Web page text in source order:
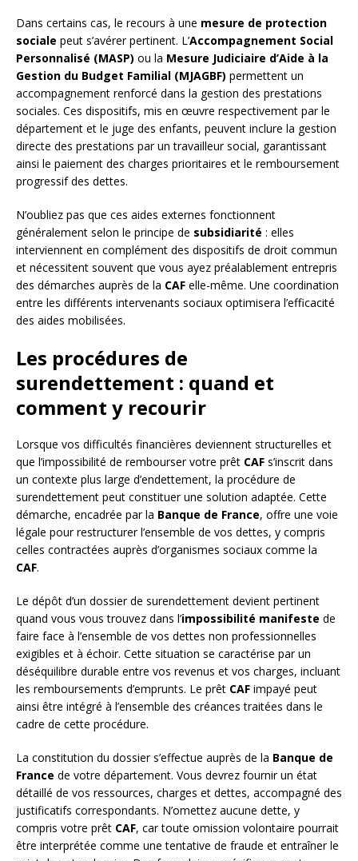
Dans certains cas, le recours à une mesure de protection
sociale peut s’avérer pertinent. L’Accompagnement Social
Personnalisé (MASP) ou la Mesure Judiciaire d’Aide à la
Gestion du Budget Familial (MJAGBF) permettent un
accompagnement renforcé dans la gestion des prestations
sociales. Ces dispositifs, mis en œuvre respectivement par le
département et le juge des enfants, peuvent inclure la gestion
directe des prestations par un travailleur social, garantissant
ainsi le paiement des charges prioritaires et le remboursement
progressif des dettes.
N’oubliez pas que ces aides externes fonctionnent
généralement selon le principe de subsidiarité : elles
interviennent en complément des dispositifs de droit commun
et nécessitent souvent que vous ayez préalablement entrepris
des démarches auprès de la CAF elle-même. Une coordination
entre les différents intervenants sociaux optimisera l’efficacité
des aides mobilisées.
Les procédures de
surendettement : quand et
comment y recourir
Lorsque vos difficultés financières deviennent structurelles et
que l’impossibilité de rembourser votre prêt CAF s’inscrit dans
un contexte plus large d’endettement, la procédure de
surendettement peut constituer une solution adaptée. Cette
démarche, encadrée par la Banque de France, offre une voie
légale pour restructurer l’ensemble de vos dettes, y compris
celles contractées auprès d’organismes sociaux comme la
CAF.
Le dépôt d’un dossier de surendettement devient pertinent
quand vous vous trouvez dans l’impossibilité manifeste de
faire face à l’ensemble de vos dettes non professionnelles
exigibles et à échoir. Cette situation se caractérise par un
déséquilibre durable entre vos revenus et vos charges, incluant
les remboursements d’emprunts. Le prêt CAF impayé peut
ainsi être intégré à l’ensemble des créances traitées dans le
cadre de cette procédure.
La constitution du dossier s’effectue auprès de la Banque de
France de votre département. Vous devrez fournir un état
détaillé de vos ressources, charges et dettes, accompagné des
justificatifs correspondants. N’omettez aucune dette, y
compris votre prêt CAF, car toute omission volontaire pourrait
être interprétée comme une tentative de fraude et entraîner le